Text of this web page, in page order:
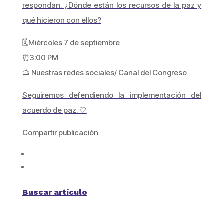
respondan. ¿Dónde están los recursos de la paz y
qué hicieron con ellos?
🗓Miércoles 7 de septiembre
⏰3:00 PM
📺 Nuestras redes sociales/ Canal del Congreso
Seguiremos defendiendo la implementación del
acuerdo de paz. 🤍
Compartir publicación
Buscar artículo